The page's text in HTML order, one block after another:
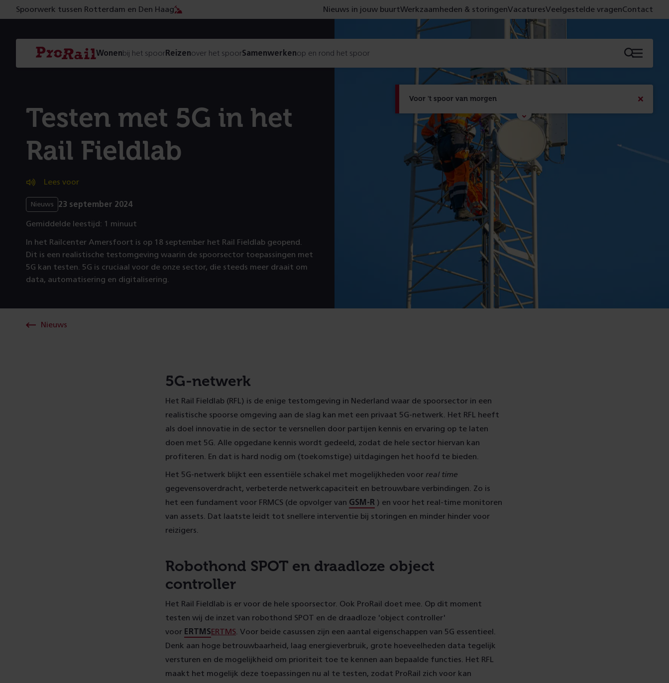
Voor 't spoor van morgen
Met de campagne 'Voor 't spoor naar morgen' laten
we zien wat er vandaag gebeurt en wat dat -
figuurlijk gezien - morgen oplevert.
Lees meer
Spoorwerk tussen Rotterdam en Den Haag Nieuws in jouw buurtWerkzaamheden & storingenVacaturesVeelgestelde vragenContact
Navigatie
Homepage
ProRail
Wonenbij het spoorReizenover het spoorSamenwerkenop en rond het spoor Menu
Testen met 5G in het
Rail Fieldlab
Lees voor
Nieuws 23 september 2024
Gemiddelde leestijd: 1 minuut
In het Railcenter Amersfoort is op 18 september het Rail Fieldlab geopend.
Dit is een realistische testomgeving waarin de spoorsector toepassingen met
5G kan testen. 5G is cruciaal voor de onze sector, die steeds meer draait om
data, automatisering en digitalisering.
Nieuws
5G-netwerk
Het Rail Fieldlab (RFL) is de enige testomgeving in Nederland waar de spoorsector in een
realistische spoorse omgeving aan de slag kan met een privaat 5G-netwerk. Het RFL heeft
als doel innovatie in de sector te versnellen door partijen kennis en ervaring op te laten
doen met 5G. Alle opgedane kennis wordt gedeeld, zodat de hele sector hiervan kan
profiteren. En dat is hard nodig om (toekomstige) uitdagingen het hoofd te bieden.
Het 5G-netwerk blijkt een essentiële schakel met mogelijkheden voor real time
gegevensoverdracht, verbeterde netwerkcapaciteit en betrouwbare verbindingen. Zo is
het een fundament voor FRMCS (de opvolger van GSM-R ) en voor het real-time monitoren
van assets. Dat laatste leidt tot snellere interventie bij storingen en minder hinder voor
reizigers.
Robothond SPOT en draadloze object
controller
Het Rail Fieldlab is er voor de hele spoorsector. Ook ProRail doet mee. Op dit moment
testen wij de inzet van robothond SPOT en de draadloze 'object controller'
voor ERTMSERTMS . Voor beide casussen zijn een aantal eigenschappen van 5G essentieel.
Denk aan hoge betrouwbaarheid, laag energieverbruik, grote hoeveelheden data tegelijk
versturen en de mogelijkheid om prioriteit toe te kennen aan bepaalde functies. Het RFL
maakt het mogelijk deze toepassingen nu al te testen, zodat ProRail zich voor kan